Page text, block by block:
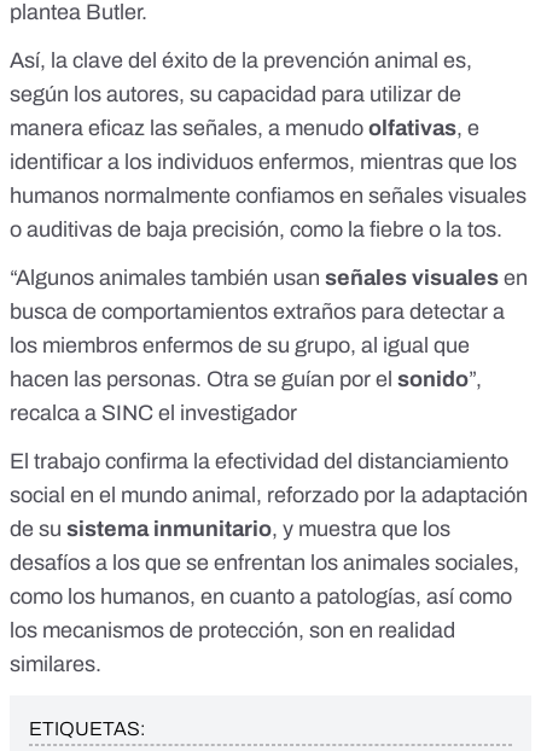
plantea Butler.
Así, la clave del éxito de la prevención animal es,
según los autores, su capacidad para utilizar de
manera eficaz las señales, a menudo olfativas, e
identificar a los individuos enfermos, mientras que los
humanos normalmente confiamos en señales visuales
o auditivas de baja precisión, como la fiebre o la tos.
“Algunos animales también usan señales visuales en
busca de comportamientos extraños para detectar a
los miembros enfermos de su grupo, al igual que
hacen las personas. Otra se guían por el sonido”,
recalca a SINC el investigador
El trabajo confirma la efectividad del distanciamiento
social en el mundo animal, reforzado por la adaptación
de su sistema inmunitario, y muestra que los
desafíos a los que se enfrentan los animales sociales,
como los humanos, en cuanto a patologías, así como
los mecanismos de protección, son en realidad
similares.
ETIQUETAS: